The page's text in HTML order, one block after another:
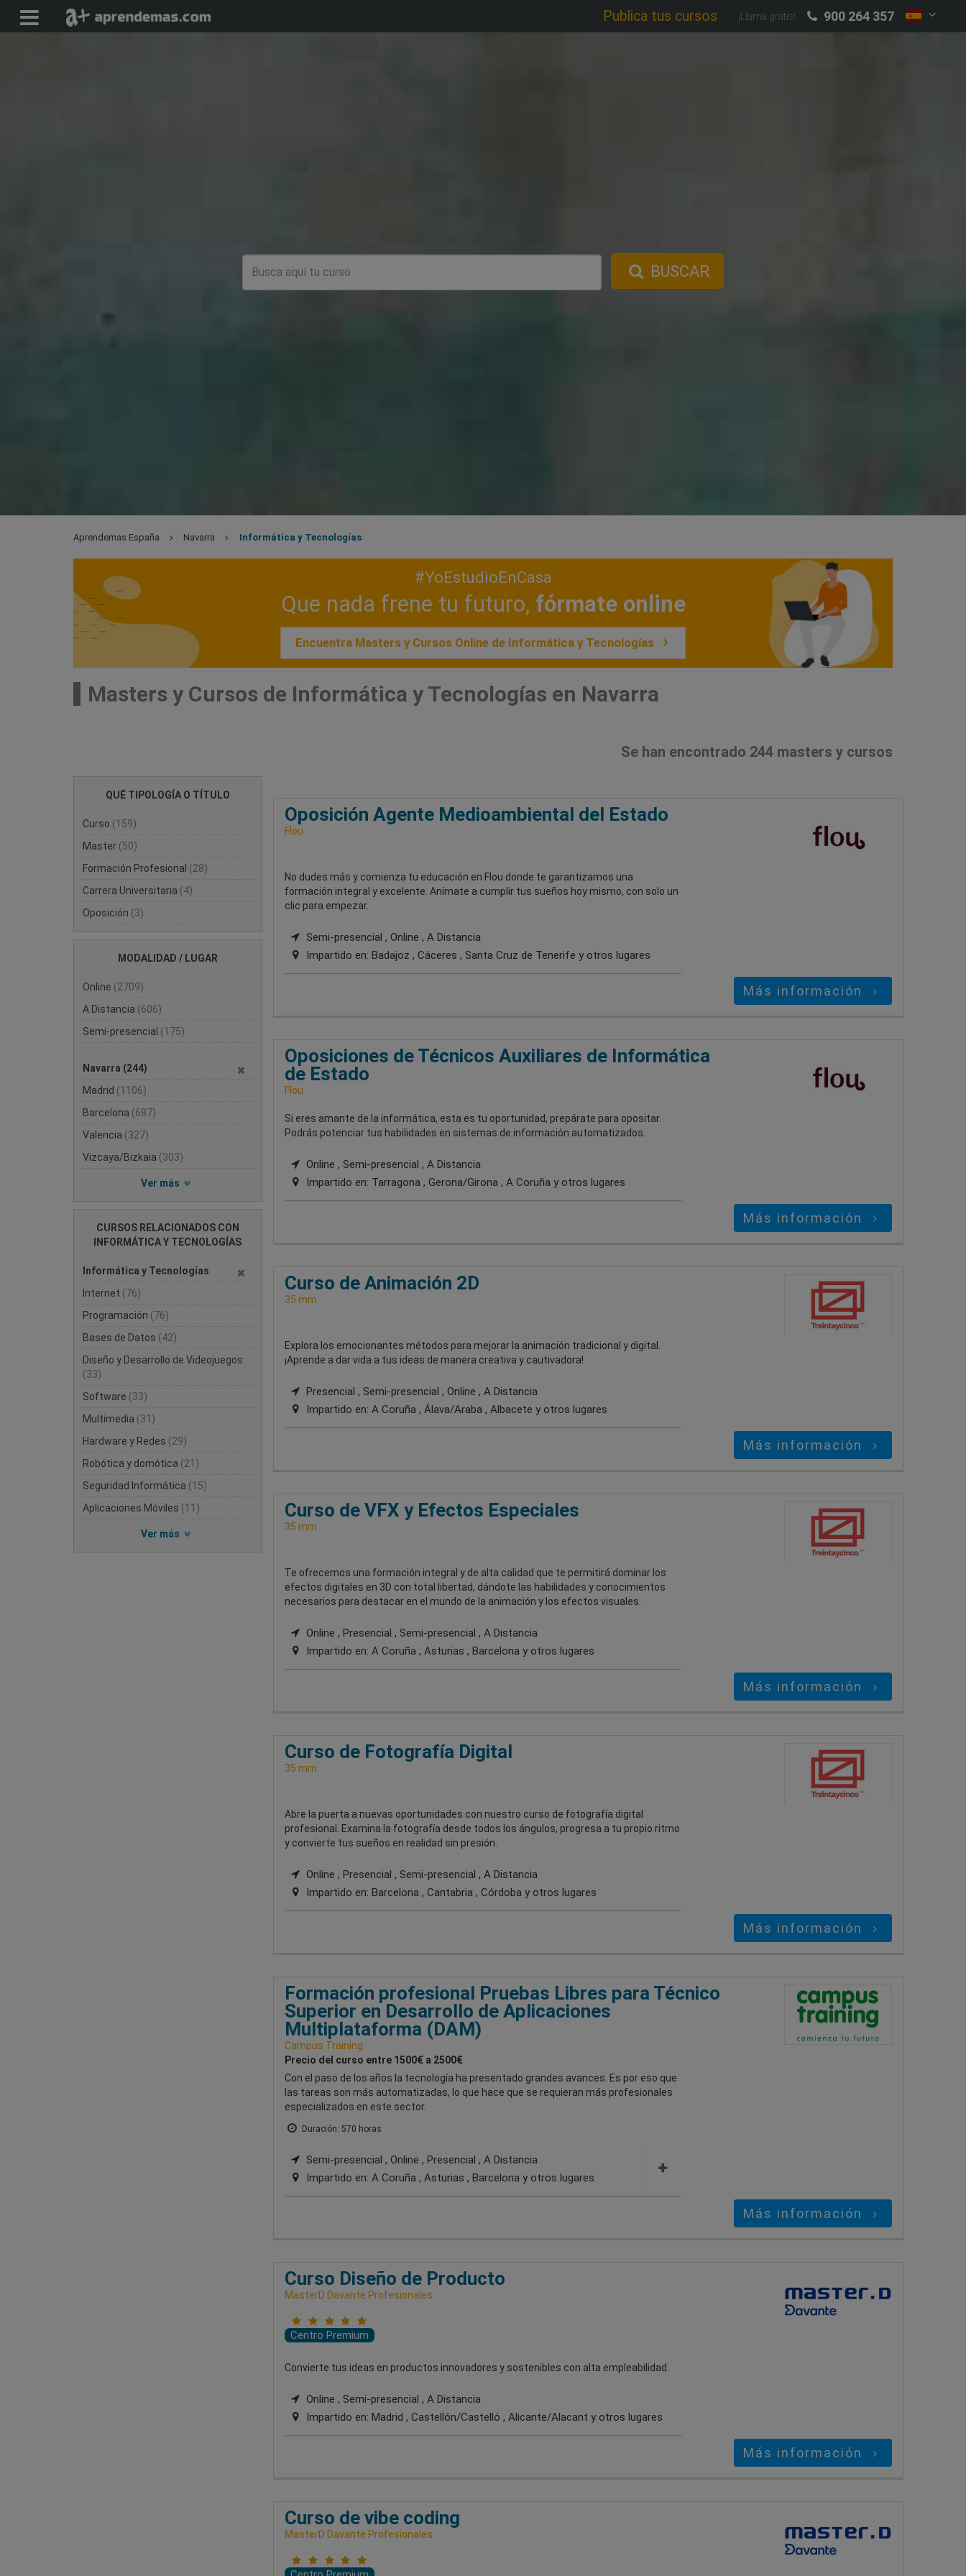
Publica tus cursos ¡Llama gratis! 900 264 357
BUSCAR
Aprendemas España Navarra Informática y Tecnologías
#YoEstudioEnCasa
Que nada frene tu futuro, fórmate online
Encuentra Masters y Cursos Online de Informática y Tecnologías
Masters y Cursos de Informática y Tecnologías en Navarra
Se han encontrado 244 masters y cursos
QUÉ TIPOLOGÍA O TÍTULO
Curso (159)
Master (50)
Formación Profesional (28)
Carrera Universitaria (4)
Oposición (3)
MODALIDAD / LUGAR
Online (2709)
A Distancia (606)
Semi-presencial (175)
Navarra (244)
Madrid (1106)
Barcelona (687)
Valencia (327)
Vizcaya/Bizkaia (303)
Ver más
CURSOS RELACIONADOS CON
INFORMÁTICA Y TECNOLOGÍAS
Informática y Tecnologías
Internet (76)
Programación (76)
Bases de Datos (42)
Diseño y Desarrollo de Videojuegos
(33)
Software (33)
Multimedia (31)
Hardware y Redes (29)
Robótica y domótica (21)
Seguridad Informática (15)
Aplicaciones Móviles (11)
Ver más
Oposición Agente Medioambiental del Estado
Flou
No dudes más y comienza tu educación en Flou donde te garantizamos una
formación integral y excelente. Anímate a cumplir tus sueños hoy mismo, con solo un
clic para empezar.
Semi-presencial , Online , A Distancia
Impartido en: Badajoz , Cáceres , Santa Cruz de Tenerife y otros lugares
Más información
Oposiciones de Técnicos Auxiliares de Informática
de Estado
Flou
Si eres amante de la informática, esta es tu oportunidad, prepárate para opositar.
Podrás potenciar tus habilidades en sistemas de información automatizados.
Online , Semi-presencial , A Distancia
Impartido en: Tarragona , Gerona/Girona , A Coruña y otros lugares
Más información
Curso de Animación 2D
35 mm
Explora los emocionantes métodos para mejorar la animación tradicional y digital.
¡Aprende a dar vida a tus ideas de manera creativa y cautivadora!
Presencial , Semi-presencial , Online , A Distancia
Impartido en: A Coruña , Álava/Araba , Albacete y otros lugares
Más información
Curso de VFX y Efectos Especiales
35 mm
Te ofrecemos una formación integral y de alta calidad que te permitirá dominar los
efectos digitales en 3D con total libertad, dándote las habilidades y conocimientos
necesarios para destacar en el mundo de la animación y los efectos visuales.
Online , Presencial , Semi-presencial , A Distancia
Impartido en: A Coruña , Asturias , Barcelona y otros lugares
Más información
Curso de Fotografía Digital
35 mm
Abre la puerta a nuevas oportunidades con nuestro curso de fotografía digital
profesional. Examina la fotografía desde todos los ángulos, progresa a tu propio ritmo
y convierte tus sueños en realidad sin presión.
Online , Presencial , Semi-presencial , A Distancia
Impartido en: Barcelona , Cantabria , Córdoba y otros lugares
Más información
Formación profesional Pruebas Libres para Técnico
Superior en Desarrollo de Aplicaciones
Multiplataforma (DAM)
Campus Training
Precio del curso entre 1500€ a 2500€
Con el paso de los años la tecnología ha presentado grandes avances. Es por eso que
las tareas son más automatizadas, lo que hace que se requieran más profesionales
especializados en este sector.
Duración: 570 horas
Semi-presencial , Online , Presencial , A Distancia
Impartido en: A Coruña , Asturias , Barcelona y otros lugares
Más información
Curso Diseño de Producto
MasterD Davante Profesionales
Centro Premium
Convierte tus ideas en productos innovadores y sostenibles con alta empleabilidad.
Online , Semi-presencial , A Distancia
Impartido en: Madrid , Castellón/Castelló , Alicante/Alacant y otros lugares
Más información
Curso de vibe coding
MasterD Davante Profesionales